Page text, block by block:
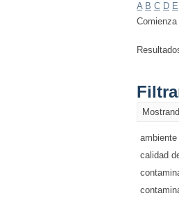
A B C D E
Comienza
ambiente
calidad